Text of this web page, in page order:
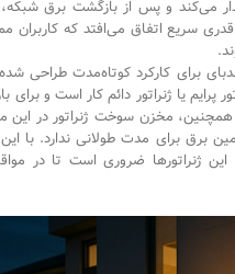
مدار می‌کند و پس از بازگشت برق
قدری سریع اتفاق می‌افتد که
برای کارکرد کوتاه‌مدت طراحی
پرایم یا ژنراتور دائم کار است و
مخزن سوخت ژنراتور در این
برق برای مدت طولانی ندارد. با
ژنراتورها ضروری است تا در